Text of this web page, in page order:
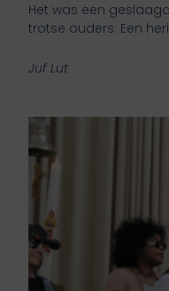
Het was een
trotse ouders. Een
Juf Lut